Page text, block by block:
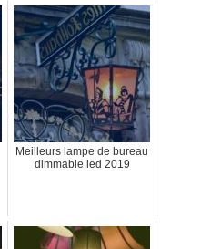
Meilleurs lampe de bureau
dimmable led 2019